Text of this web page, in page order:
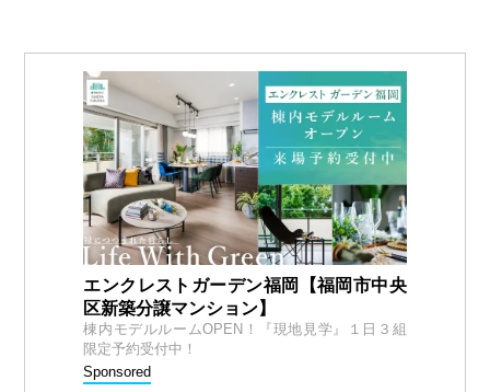
エンクレストガーデン福岡【福岡市中央
区新築分譲マンション】
棟内モデルルームOPEN！『現地見学』１日３組
限定予約受付中！
Sponsored